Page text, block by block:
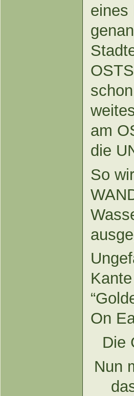
eines
am
die
So
On
Die
Nun